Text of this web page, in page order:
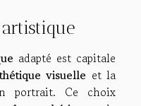
adapté est capitale
visuelle et la
portrait. Ce choix